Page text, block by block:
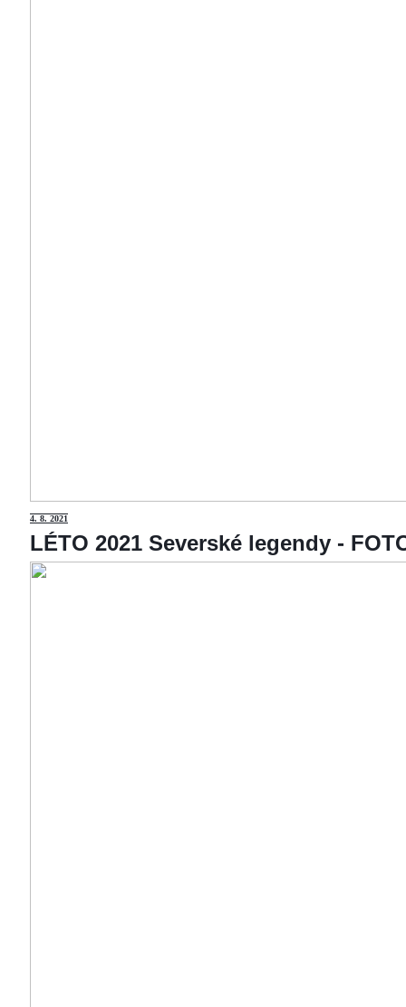
4. 8. 2021
LÉTO 2021 Severské legendy -